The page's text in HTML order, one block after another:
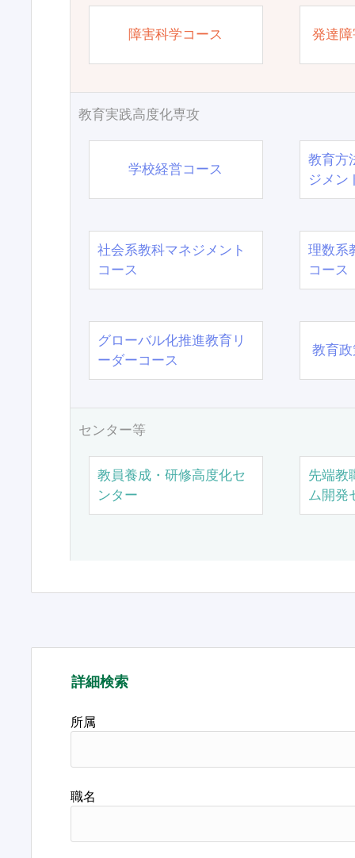
障害科学コース 発達
教育実践高度化専攻
学校経営コース
教育方
ジメン
社会系教科マネジメント
コース
理数系
コース
グローバル化推進教育リ
ーダーコース
教育
センター等
教員養成・研修高度化セ
ンター
先端教
ム開発
詳細検索
所属
職名